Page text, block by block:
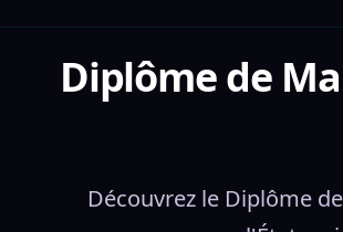
Diplôme de
Découvrez le Diplôme